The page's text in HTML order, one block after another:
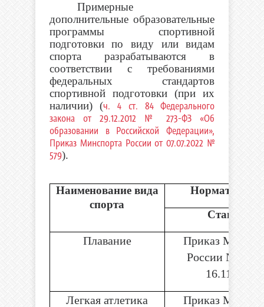
Примерные
дополнительные образовательные
программы спортивной
подготовки по виду или видам
спорта разрабатываются в
соответствии с требованиями
федеральных стандартов
спортивной подготовки (при их
наличии) (ч. 4 ст. 84 Федерального
закона от 29.12.2012 № 273-ФЗ «Об
образовании в Российской Федерации»,
Приказ Минспорта России от 07.07.2022 №
579).
Наименование вида
спорта
Нормативный
Стандарт
Плавание
Приказ
России №
16.11.2022
Легкая атлетика
Приказ